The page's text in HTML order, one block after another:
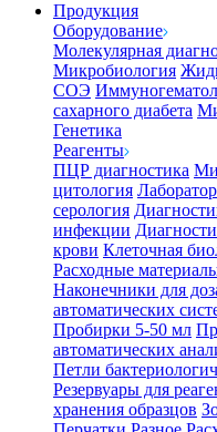
Продукция
Оборудование
Молекулярная
Микробиология
СОЭ
сахарного диабета
Генетика
Реагенты
ПЦР диагностика
цитология
серология
инфекции
крови Клеточная
Расходные
Наконечники для
автоматических
Пробирки 5-50 мл
автоматических
Петли
Резервуары для
хранения образцов